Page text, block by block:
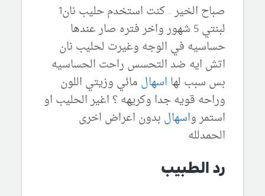
صباح الخير .. كنت استخدم حليب نان1
لبنتي 5 شهور واخر فتره صار عندها
حساسيه في الوجه وغيرت لحليب نان
اتش ايه ضد التحسس راحت الحساسيه
بس سبب لها اسهال مائي وزيتي اللون
وراحه قويه جدا وكريهه ؟ اغير الحليب او
استمر واسهال بدون اعراض اخرى
الحمدلله
رد الطبيب